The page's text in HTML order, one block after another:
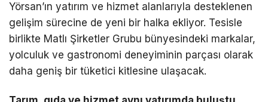
Yörsan’ın yatırım ve hizmet alanlarıyla desteklenen
gelişim sürecine de yeni bir halka ekliyor. Tesisle
birlikte Matlı Şirketler Grubu bünyesindeki markalar,
yolculuk ve gastronomi deneyiminin parçası olarak
daha geniş bir tüketici kitlesine ulaşacak.